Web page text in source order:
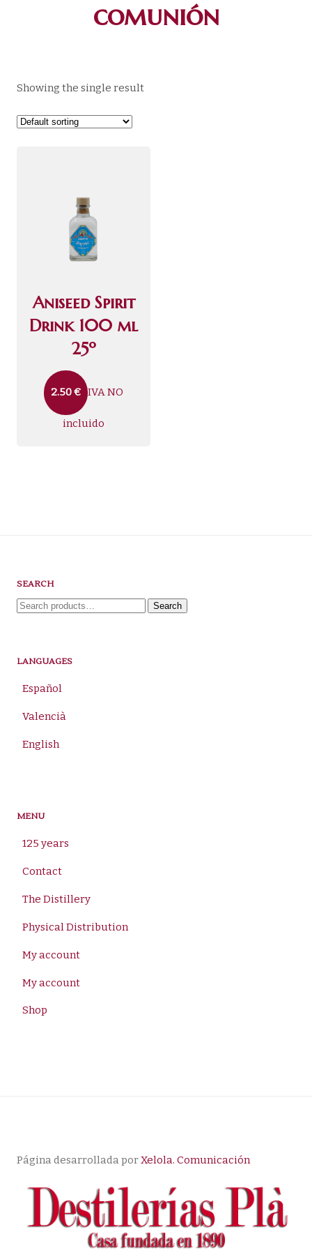
comunión
Showing the single result
Aniseed Spirit
Drink 100 ml
25º
2.50€ IVA NO
incluido
SEARCH
Search
Search
LANGUAGES
Español
Valencià
English
MENU
125 years
Contact
The Distillery
Physical Distribution
My account
My account
Shop
Página desarrollada porXelola. Comunicación